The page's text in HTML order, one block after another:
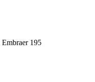
Embraer 195